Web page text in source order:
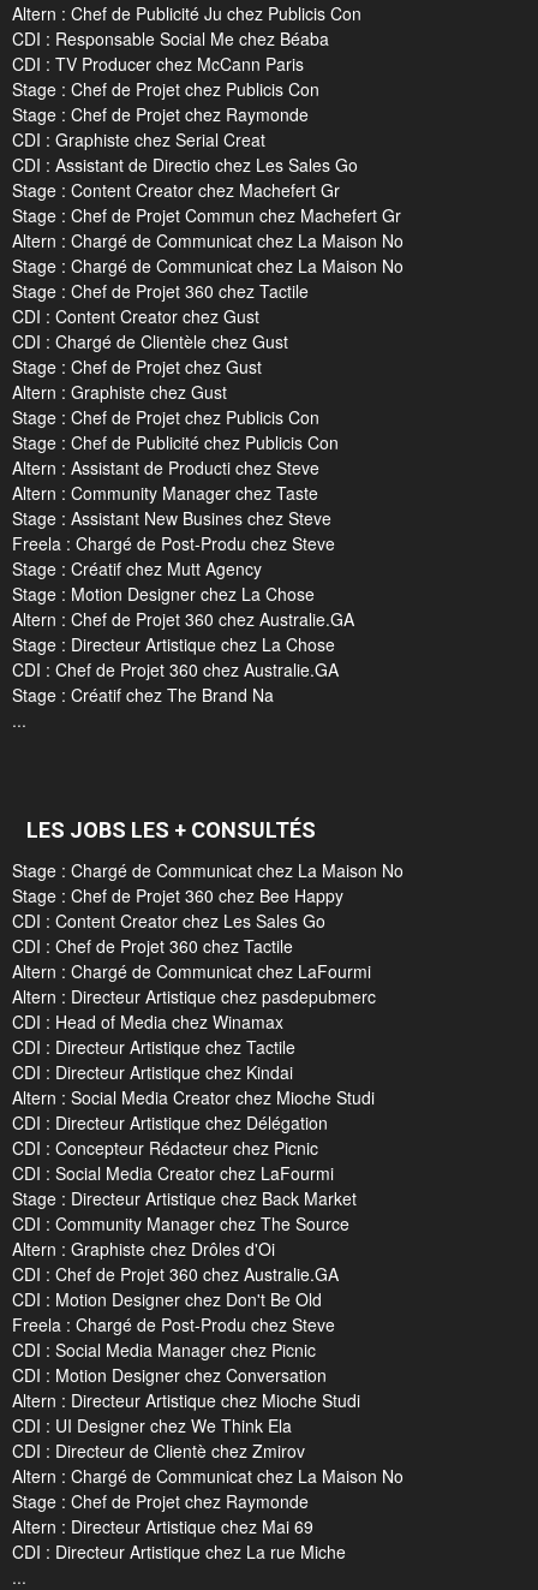
Altern : Chef de Publicité Ju chez Publicis Con
CDI : Responsable Social Me chez Béaba
CDI : TV Producer chez McCann Paris
Stage : Chef de Projet chez Publicis Con
Stage : Chef de Projet chez Raymonde
CDI : Graphiste chez Serial Creat
CDI : Assistant de Directio chez Les Sales Go
Stage : Content Creator chez Machefert Gr
Stage : Chef de Projet Commun chez Machefert Gr
Altern : Chargé de Communicat chez La Maison No
Stage : Chargé de Communicat chez La Maison No
Stage : Chef de Projet 360 chez Tactile
CDI : Content Creator chez Gust
CDI : Chargé de Clientèle chez Gust
Stage : Chef de Projet chez Gust
Altern : Graphiste chez Gust
Stage : Chef de Projet chez Publicis Con
Stage : Chef de Publicité chez Publicis Con
Altern : Assistant de Producti chez Steve
Altern : Community Manager chez Taste
Stage : Assistant New Busines chez Steve
Freela : Chargé de Post-Produ chez Steve
Stage : Créatif chez Mutt Agency
Stage : Motion Designer chez La Chose
Altern : Chef de Projet 360 chez Australie.GA
Stage : Directeur Artistique chez La Chose
CDI : Chef de Projet 360 chez Australie.GA
Stage : Créatif chez The Brand Na
...
LES JOBS LES + CONSULTÉS
Stage : Chargé de Communicat chez La Maison No
Stage : Chef de Projet 360 chez Bee Happy
CDI : Content Creator chez Les Sales Go
CDI : Chef de Projet 360 chez Tactile
Altern : Chargé de Communicat chez LaFourmi
Altern : Directeur Artistique chez pasdepubmerc
CDI : Head of Media chez Winamax
CDI : Directeur Artistique chez Tactile
CDI : Directeur Artistique chez Kindai
Altern : Social Media Creator chez Mioche Studi
CDI : Directeur Artistique chez Délégation
CDI : Concepteur Rédacteur chez Picnic
CDI : Social Media Creator chez LaFourmi
Stage : Directeur Artistique chez Back Market
CDI : Community Manager chez The Source
Altern : Graphiste chez Drôles d'Oi
CDI : Chef de Projet 360 chez Australie.GA
CDI : Motion Designer chez Don't Be Old
Freela : Chargé de Post-Produ chez Steve
CDI : Social Media Manager chez Picnic
CDI : Motion Designer chez Conversation
Altern : Directeur Artistique chez Mioche Studi
CDI : UI Designer chez We Think Ela
CDI : Directeur de Clientè chez Zmirov
Altern : Chargé de Communicat chez La Maison No
Stage : Chef de Projet chez Raymonde
Altern : Directeur Artistique chez Mai 69
CDI : Directeur Artistique chez La rue Miche
...